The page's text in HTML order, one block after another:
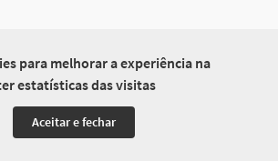
para melhorar a experiência na
estatísticas das visitas
Aceitar e fechar